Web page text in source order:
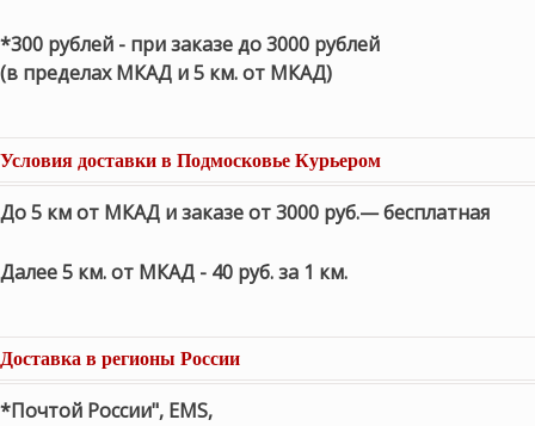
*300 рублей - при заказе до 3000 рублей
(в пределах МКАД и 5 км. от МКАД)
Условия доставки в Подмосковье Курьером
До 5 км от МКАД и заказе от 3000 руб.— бесплатная
Далее 5 км. от МКАД - 40 руб. за 1 км.
Доставка в регионы России
*Почтой России", EMS,